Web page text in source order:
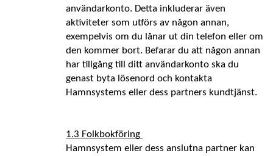
användarkonto. Detta inkluderar även
aktiviteter som utförs av någon annan,
exempelvis om du lånar ut din telefon eller om
den kommer bort. Befarar du att någon annan
har tillgång till ditt användarkonto ska du
genast byta lösenord och kontakta
Hamnsystems eller dess partners kundtjänst.
1.3 Folkbokföring
Hamnsystem eller dess anslutna partner kan